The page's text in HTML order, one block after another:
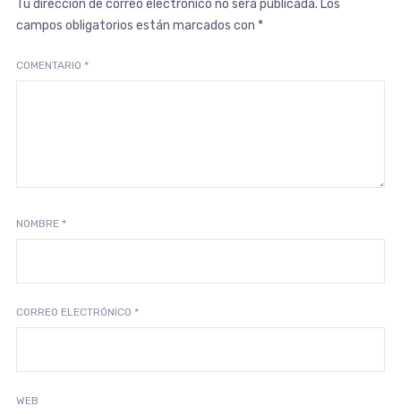
Tu dirección de correo electrónico no será publicada. Los
campos obligatorios están marcados con *
COMENTARIO *
NOMBRE *
CORREO ELECTRÓNICO *
WEB